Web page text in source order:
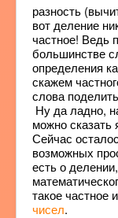
разность
вот деление
частное! Ведь
большинстве
определения
скажем
слова
Ну да ладно,
можно сказать
Сейчас
возможных
есть о
такое частное
чисел.